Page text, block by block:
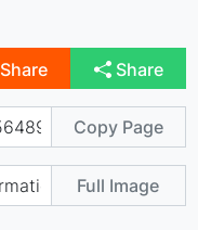
Share Share
Copy Page
Full Image